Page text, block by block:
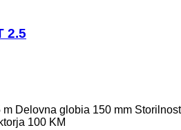
2.5
m Delovna globia 150 mm Storilnost
100 KM